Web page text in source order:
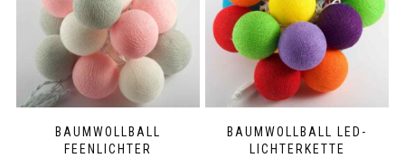
BAUMWOLLBALL
FEENLICHTER
BAUMWOLLBALL LED-
LICHTERKETTE